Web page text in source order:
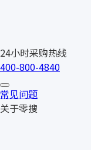
24小时采购热线
400-800-4840
常见问题
关于零搜